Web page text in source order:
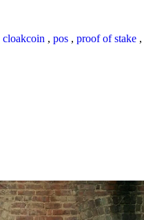
cloakcoin , pos , proof of stake ,